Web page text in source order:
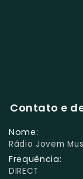
Contato e
Nome:
Rádio Jovem
Frequência:
DIRECT